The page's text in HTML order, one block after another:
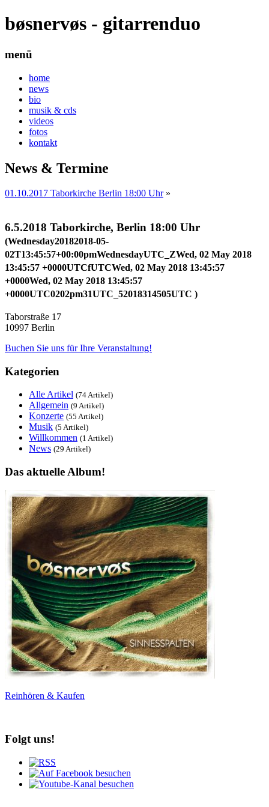
bøsnervøs - gitarrenduo
menü
home
news
bio
musik & cds
videos
fotos
kontakt
News & Termine
01.10.2017 Taborkirche Berlin 18:00 Uhr»
6.5.2018 Taborkirche, Berlin 18:00 Uhr
(Wednesday20182018-05-
02T13:45:57+00:00pmWednesdayUTC_ZWed, 02 May 2018
13:45:57 +0000UTCfUTCWed, 02 May 2018 13:45:57
+0000Wed, 02 May 2018 13:45:57
+0000UTC0202pm31UTC_52018314505UTC )
Taborstraße 17
10997 Berlin
Buchen Sie uns für Ihre Veranstaltung!
Kategorien
Alle Artikel (74 Artikel)
Allgemein (9 Artikel)
Konzerte (55 Artikel)
Musik (5 Artikel)
Willkommen (1 Artikel)
News (29 Artikel)
Das aktuelle Album!
Reinhören & Kaufen
Folgt uns!